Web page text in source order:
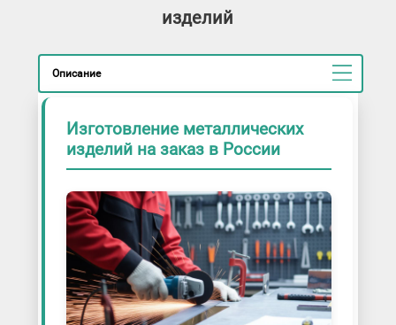
изделий
Описание
Изготовление металлических
изделий на заказ в России